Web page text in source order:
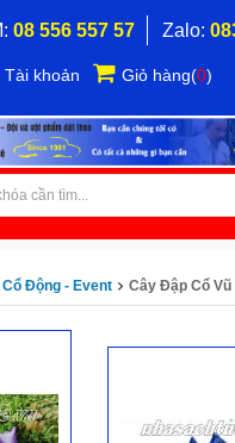
08 556 557 57 Zalo:
Tài khoản Giỏ hàng(0)
Động - Event Cây Đập Cổ Vũ